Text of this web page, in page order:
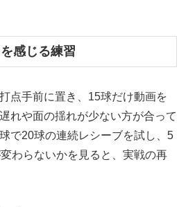
感じる練習
点手前に置き、15球だけ動画を
れや面の揺れが少ない方が合って
で20球の連続レシーブを試し、5
わらないかを見ると、実戦の再